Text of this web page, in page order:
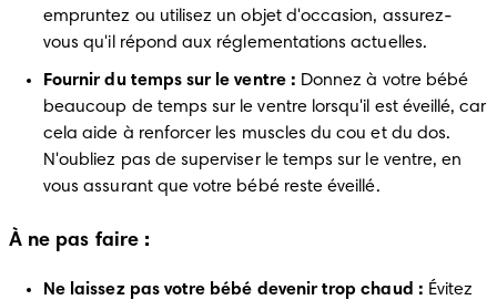
empruntez ou utilisez un objet d'occasion, assurez-
vous qu'il répond aux réglementations actuelles.
Fournir du temps sur le ventre : Donnez à votre bébé
beaucoup de temps sur le ventre lorsqu'il est éveillé, car
cela aide à renforcer les muscles du cou et du dos.
N'oubliez pas de superviser le temps sur le ventre, en
vous assurant que votre bébé reste éveillé.
À ne pas faire :
Ne laissez pas votre bébé devenir trop chaud : Évitez